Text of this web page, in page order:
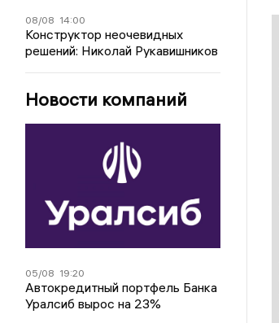
08/08 14:00
Конструктор неочевидных
решений: Николай Рукавишников
Новости компаний
05/08 19:20
Автокредитный портфель Банка
Уралсиб вырос на 23%